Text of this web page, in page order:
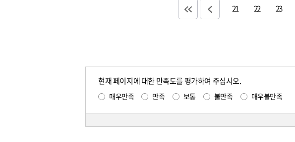
21 22 23
현재 페이지에 대한 만족도를 평가하여 주십시오.
매우만족 만족 보통 불만족 매우불만족